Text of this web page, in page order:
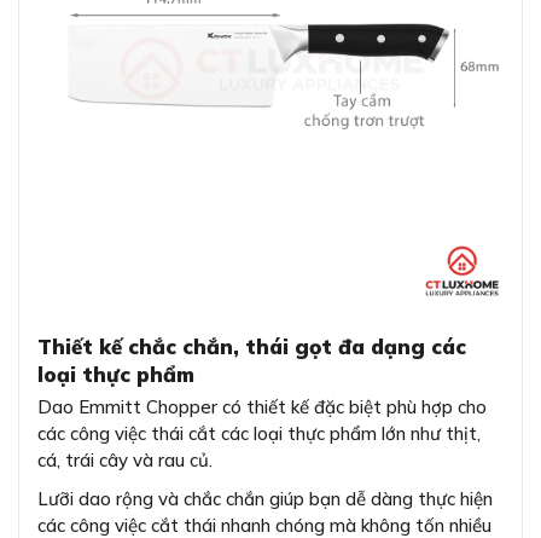
Thiết kế chắc chắn, thái gọt đa dạng các
loại thực phẩm
Dao Emmitt Chopper có thiết kế đặc biệt phù hợp cho
các công việc thái cắt các loại thực phẩm lớn như thịt,
cá, trái cây và rau củ.
Lưỡi dao rộng và chắc chắn giúp bạn dễ dàng thực hiện
các công việc cắt thái nhanh chóng mà không tốn nhiều